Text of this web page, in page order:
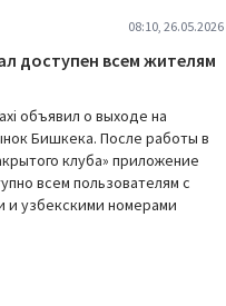
08:10, 26.05.2026
доступен всем жителям
объявил о выходе на
Бишкека. После работы в
клуба» приложение
всем пользователям с
и узбекскими номерами